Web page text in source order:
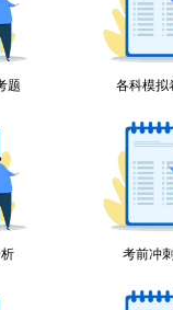
题 各科模拟
考前冲